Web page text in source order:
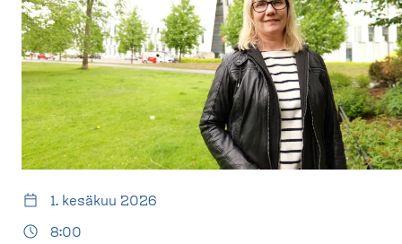
t
u
s
i
v
u
e
s
k
t
o
p
)
1. kesäkuu 2026
8:00